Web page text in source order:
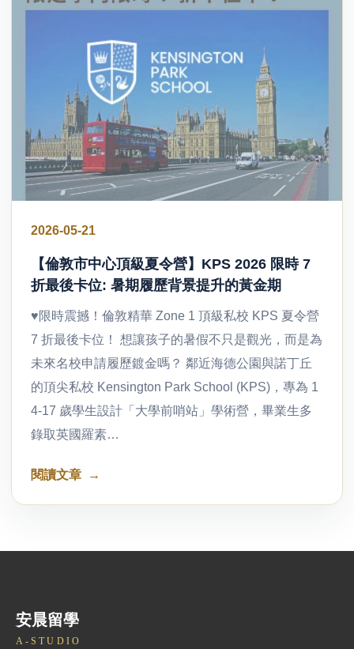
2026-05-21
【倫敦市中心頂級夏令營】KPS 2026 限時 7
折最後卡位: 暑期履歷背景提升的黃金期
♥限時震撼！倫敦精華 Zone 1 頂級私校 KPS 夏令營
7 折最後卡位！ 想讓孩子的暑假不只是觀光，而是為
未來名校申請履歷鍍金嗎？ 鄰近海德公園與諾丁丘
的頂尖私校 Kensington Park School (KPS)，專為 1
4-17 歲學生設計「大學前哨站」學術營，畢業生多
錄取英國羅素…
閱讀文章
安晨留學
A-STUDIO